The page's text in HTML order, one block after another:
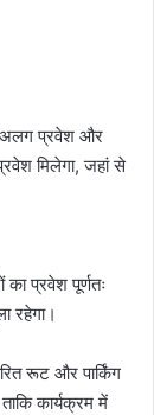
अलग प्रवेश और
मिलेगा, जहां से
का प्रवेश पूर्णतः
रहेगा।
रूट और पार्किंग
कार्यक्रम में